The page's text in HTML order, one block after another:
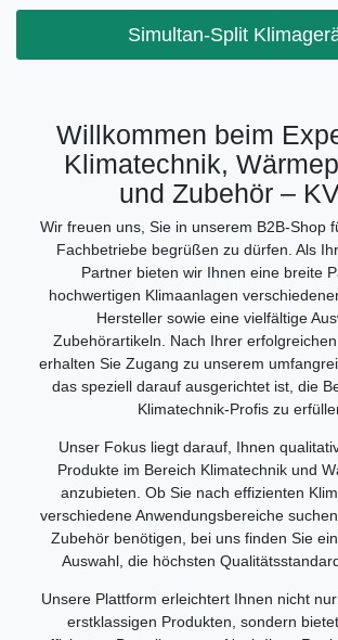
Simultan-Split
Willkommen beim
Klimatechnik,
und Zubehör –
Wir freuen uns, Sie in unserem B2B-Shop
Fachbetriebe begrüßen zu dürfen. Als
Partner bieten wir Ihnen eine breite
hochwertigen Klimaanlagen
Hersteller sowie eine vielfältige
Zubehörartikeln. Nach Ihrer
erhalten Sie Zugang zu unserem
das speziell darauf ausgerichtet ist, die
Klimatechnik-Profis zu
Unser Fokus liegt darauf, Ihnen
Produkte im Bereich Klimatechnik und
anzubieten. Ob Sie nach effizienten
verschiedene Anwendungsbereiche
Zubehör benötigen, bei uns finden Sie
Auswahl, die höchsten
Unsere Plattform erleichtert Ihnen nicht
erstklassigen Produkten, sondern